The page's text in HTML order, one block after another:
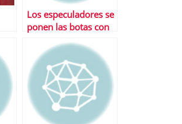
Los especuladores se
ponen las botas con
sobre Hochtief